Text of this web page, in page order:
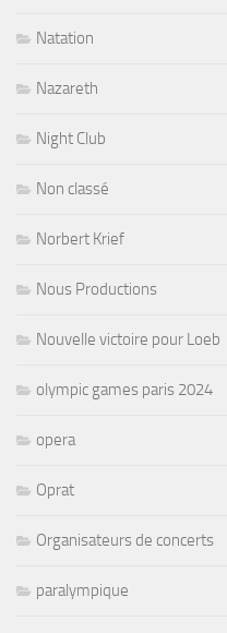
Natation
Nazareth
Night Club
Non classé
Norbert Krief
Nous Productions
Nouvelle victoire pour Loeb
olympic games paris 2024
opera
Oprat
Organisateurs de concerts
paralympique